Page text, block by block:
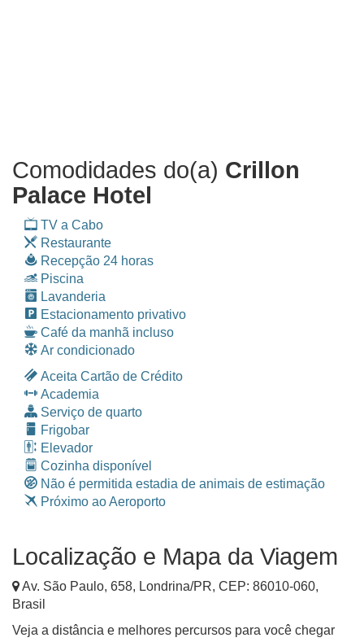
Comodidades do(a) Crillon
Palace Hotel
TV a Cabo
Restaurante
Recepção 24 horas
Piscina
Lavanderia
Estacionamento privativo
Café da manhã incluso
Ar condicionado
Aceita Cartão de Crédito
Academia
Serviço de quarto
Frigobar
Elevador
Cozinha disponível
Não é permitida estadia de animais de estimação
Próximo ao Aeroporto
Localização e Mapa da Viagem
Av. São Paulo, 658, Londrina/PR, CEP: 86010-060,
Brasil
Veja a distância e melhores percursos para você chegar